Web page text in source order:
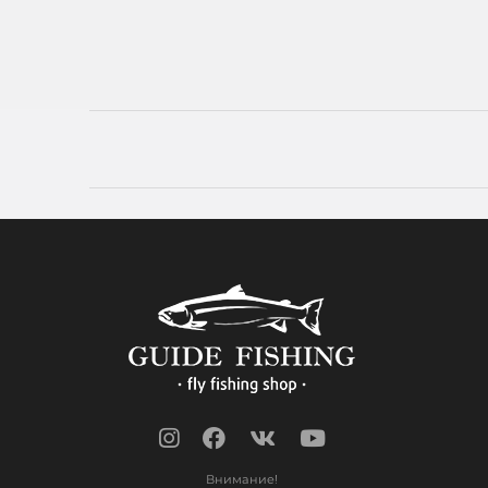
Внимание!